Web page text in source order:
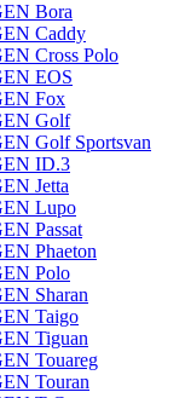
Bora
Caddy
Cross Polo
EOS
Fox
Golf
Golf Sportsvan
ID.3
Jetta
Lupo
Passat
Phaeton
Polo
Sharan
Taigo
Tiguan
Touareg
Touran